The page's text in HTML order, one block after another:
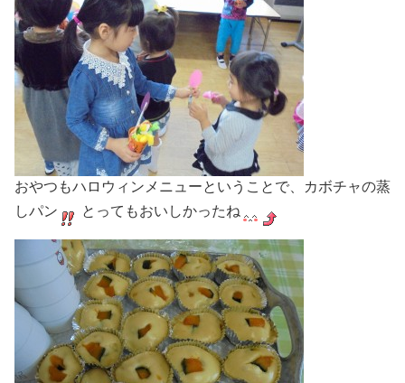
おやつもハロウィンメニューということで、カボチャの蒸
しパン
とってもおいしかったね